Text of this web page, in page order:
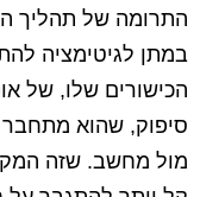
התרומה של תהליך
במתן לגיטימציה
הכישורים שלו, של
סיפוק, שהוא מתחבר
מול מחשב. שזה